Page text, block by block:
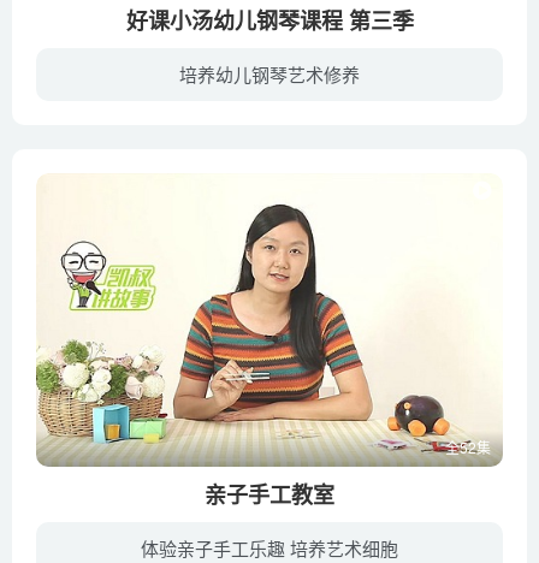
好课小汤幼儿钢琴课程 第三季
培养幼儿钢琴艺术修养
全52集
亲子手工教室
体验亲子手工乐趣 培养艺术细胞